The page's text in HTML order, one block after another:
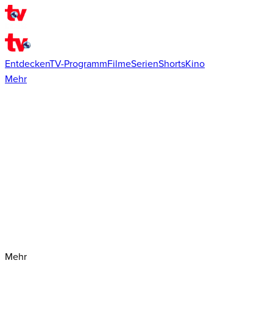
EntdeckenTV-ProgrammFilmeSerienShortsKino
Mehr
Mehr